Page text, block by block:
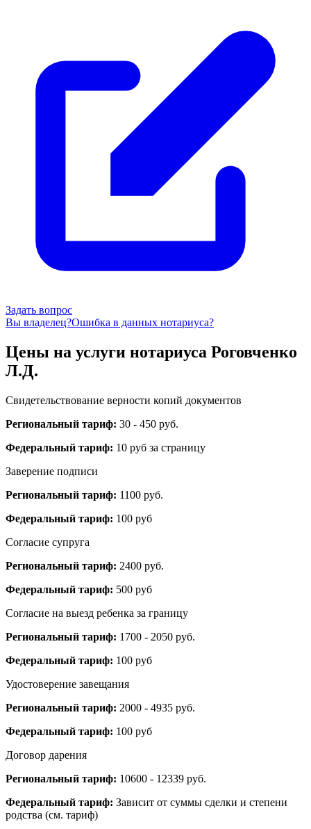
Задать вопрос
Вы владелец?Ошибка в данных нотариуса?
Цены на услуги нотариуса Роговченко
Л.Д.
Свидетельствование верности копий документов
Региональный тариф: 30 - 450 руб.
Федеральный тариф: 10 руб за страницу
Заверение подписи
Региональный тариф: 1100 руб.
Федеральный тариф: 100 руб
Согласие супруга
Региональный тариф: 2400 руб.
Федеральный тариф: 500 руб
Согласие на выезд ребенка за границу
Региональный тариф: 1700 - 2050 руб.
Федеральный тариф: 100 руб
Удостоверение завещания
Региональный тариф: 2000 - 4935 руб.
Федеральный тариф: 100 руб
Договор дарения
Региональный тариф: 10600 - 12339 руб.
Федеральный тариф: Зависит от суммы сделки и степени
родства (см. тариф)